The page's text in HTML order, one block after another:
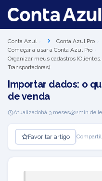
Conta Azul
Conta Azul Pro
Começar a usar a Conta Azul Pro
Organizar meus cadastros
Transportadoras)
Importar dados: o
de venda
Atualizadohá 3 meses 2min de
Favoritar artigo